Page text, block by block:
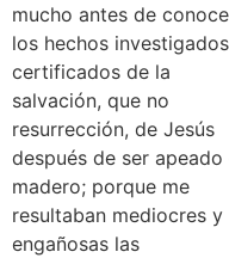
mucho antes de
los hechos
certificados de la
salvación, que no
resurrección, de Jesús
después de ser apeado
madero; porque me
resultaban mediocres y
engañosas las